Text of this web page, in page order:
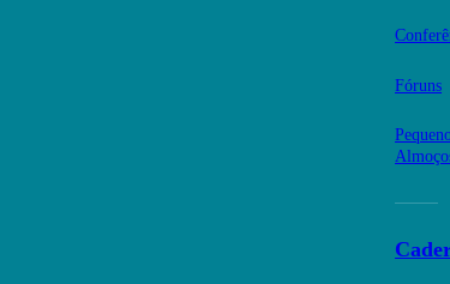
Fóruns